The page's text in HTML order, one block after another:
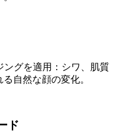
グを適用：シワ、肌質
自然な顔の変化。
ド